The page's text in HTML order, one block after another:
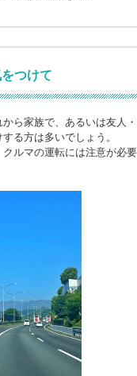
つけて
ら家族で、あるいは友人
る方は多いでしょう。
ルマの運転には注意が必